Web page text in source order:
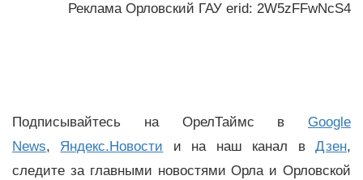
Реклама Орловский ГАУ erid: 2W5zFFwNcS4
Подписывайтесь на ОрелТаймс в Google
News, Яндекс.Новости и на наш канал вДзен,
следите за главными новостями Орла и Орловской